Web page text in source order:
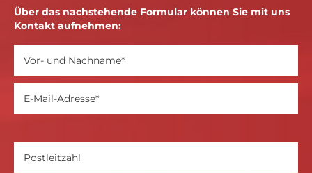
Über das nachstehende Formular können Sie mit uns
Kontakt aufnehmen: